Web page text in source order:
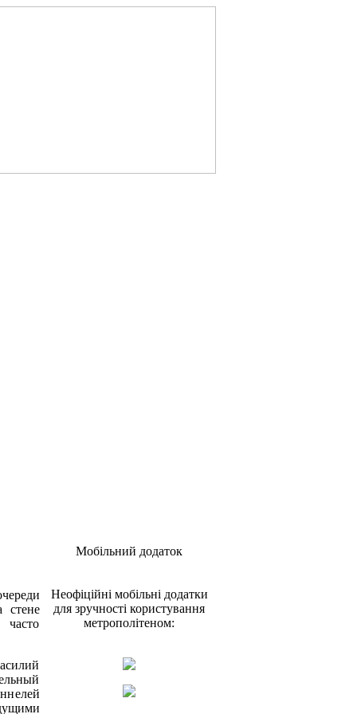
стене
Мобільний додаток
Неофіційні мобільні додатки
для зручності користування
метрополітеном: